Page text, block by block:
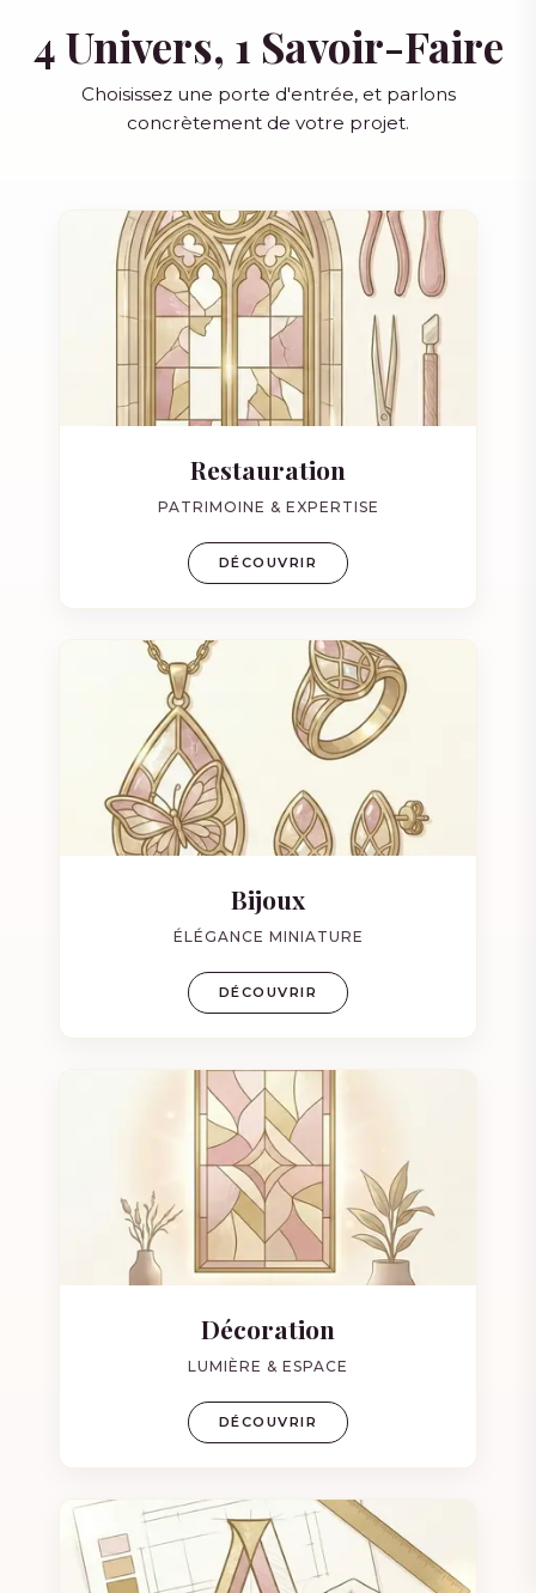
4 Univers, 1 Savoir-Faire
Choisissez une porte d'entrée, et parlons
concrètement de votre projet.
Restauration
PATRIMOINE & EXPERTISE
DÉCOUVRIR
Bijoux
ÉLÉGANCE MINIATURE
DÉCOUVRIR
Décoration
LUMIÈRE & ESPACE
DÉCOUVRIR